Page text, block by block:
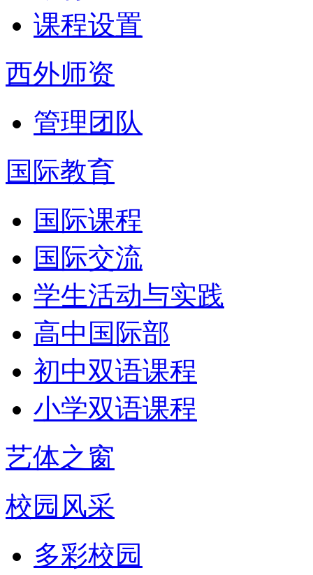
课程设置
西外师资
管理团队
国际教育
国际课程
国际交流
学生活动与实践
高中国际部
初中双语课程
小学双语课程
艺体之窗
校园风采
多彩校园